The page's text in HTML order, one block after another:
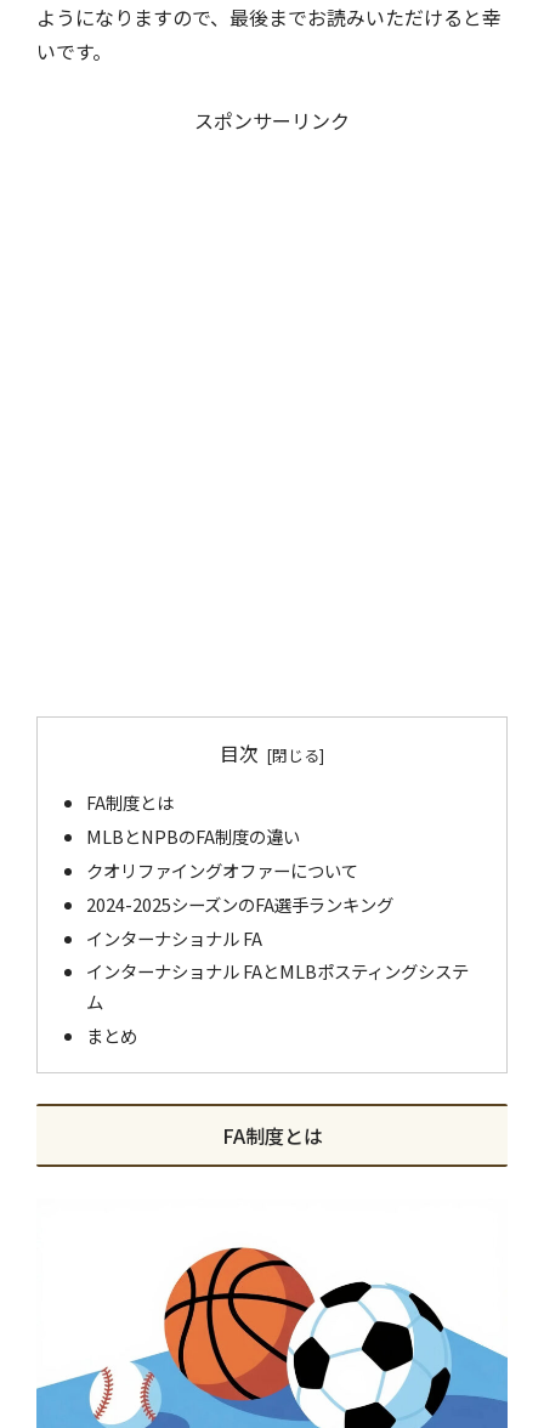
ようになりますので、最後までお読みいただけると幸
いです。
スポンサーリンク
目次
FA制度とは
MLBとNPBのFA制度の違い
クオリファイングオファーについて
2024-2025シーズンのFA選手ランキング
インターナショナル FA
インターナショナル FAとMLBポスティングシステ
ム
まとめ
FA制度とは